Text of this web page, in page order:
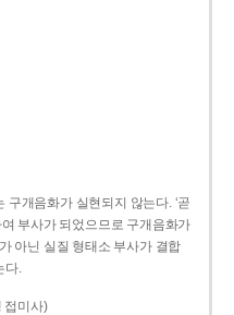
개음화가 실현되지 않는다. ‘곧
부사가 되었으므로 구개음화가
아닌 실질 형태소 부사가 결합
다.
접미사)